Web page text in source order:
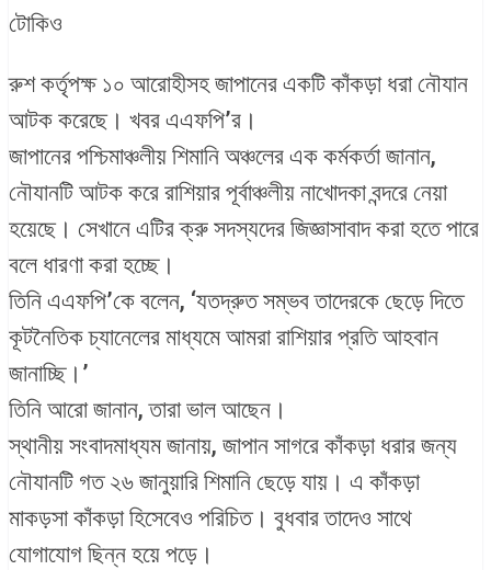
টোকিও
রুশ কর্তৃপক্ষ ১০ আরোহীসহ জাপানের একটি কাঁকড়া ধরা নৌযান
আটক করেছে। খবর এএফপি’র।
জাপানের পশ্চিমাঞ্চলীয় শিমানি অঞ্চলের এক কর্মকর্তা জানান,
নৌযানটি আটক করে রাশিয়ার পূর্বাঞ্চলীয় নাখোদকা বন্দরে নেয়া
হয়েছে। সেখানে এটির ক্রু সদস্যদের জিজ্ঞাসাবাদ করা হতে পারে
বলে ধারণা করা হচ্ছে।
তিনি এএফপি’কে বলেন, ‘যতদ্রুত সম্ভব তাদেরকে ছেড়ে দিতে
কূটনৈতিক চ্যানেলের মাধ্যমে আমরা রাশিয়ার প্রতি আহবান
জানাচ্ছি।’
তিনি আরো জানান, তারা ভাল আছেন।
স্থানীয় সংবাদমাধ্যম জানায়, জাপান সাগরে কাঁকড়া ধরার জন্য
নৌযানটি গত ২৬ জানুয়ারি শিমানি ছেড়ে যায়। এ কাঁকড়া
মাকড়সা কাঁকড়া হিসেবেও পরিচিত। বুধবার তাদেও সাথে
যোগাযোগ ছিন্ন হয়ে পড়ে।